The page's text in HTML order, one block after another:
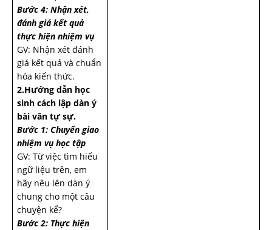
Bước 4: Nhận xét,
đánh giá kết quả
thực hiện nhiệm vụ
GV: Nhận xét đánh
giá kết quả và chuẩn
hóa kiến thức.
2.Hướng dẫn học
sinh cách lập dàn ý
bài văn tự sự.
Bước 1: Chuyển giao
nhiệm vụ học tập
GV: Từ việc tìm hiểu
ngữ liệu trên, em
hãy nêu lên dàn ý
chung cho một câu
chuyện kể?
Bước 2: Thực hiện